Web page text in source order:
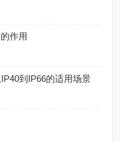
作用
到IP66的适用场景